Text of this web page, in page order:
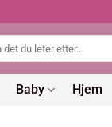
Baby Hjem